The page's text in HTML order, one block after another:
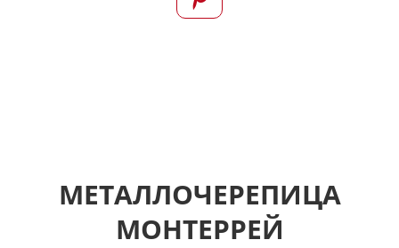
МЕТАЛЛОЧЕРЕПИЦА
МОНТЕРРЕЙ